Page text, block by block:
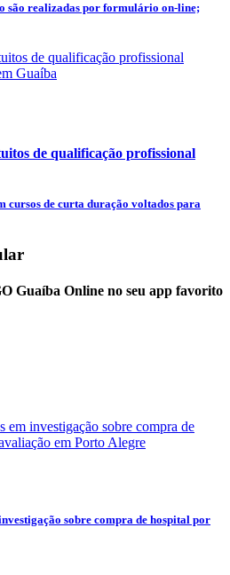
são realizadas por formulário on-line;
de qualificação profissional
cursos de curta duração voltados para
Guaíba Online no seu app favorito
sobre compra de hospital por